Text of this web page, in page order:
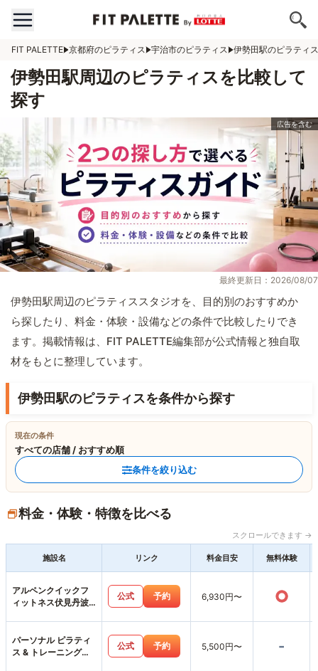
FIT PALETTE 京都府のピラティス 宇治市のピラティス 伊勢田駅のピラティス
伊勢田駅周辺のピラティスを比較して
探す
最終更新日：2026/08/07
伊勢田駅周辺のピラティススタジオを、目的別のおすすめか
ら探したり、料金・体験・設備などの条件で比較したりでき
ます。掲載情報は、FIT PALETTE編集部が公式情報と独自取
材をもとに整理しています。
伊勢田駅のピラティスを条件から探す
現在の条件
すべての店舗 / おすすめ順
条件を絞り込む
料金・体験・特徴を比べる
スクロールできます →
施設名 リンク 料金目安 無料体験
アルペンクイックフ
ィットネス伏見丹波
公式 予約 6,930円〜 ○
パーソナル ピラティ
ス & トレーニング
公式 予約 5,500円〜 -